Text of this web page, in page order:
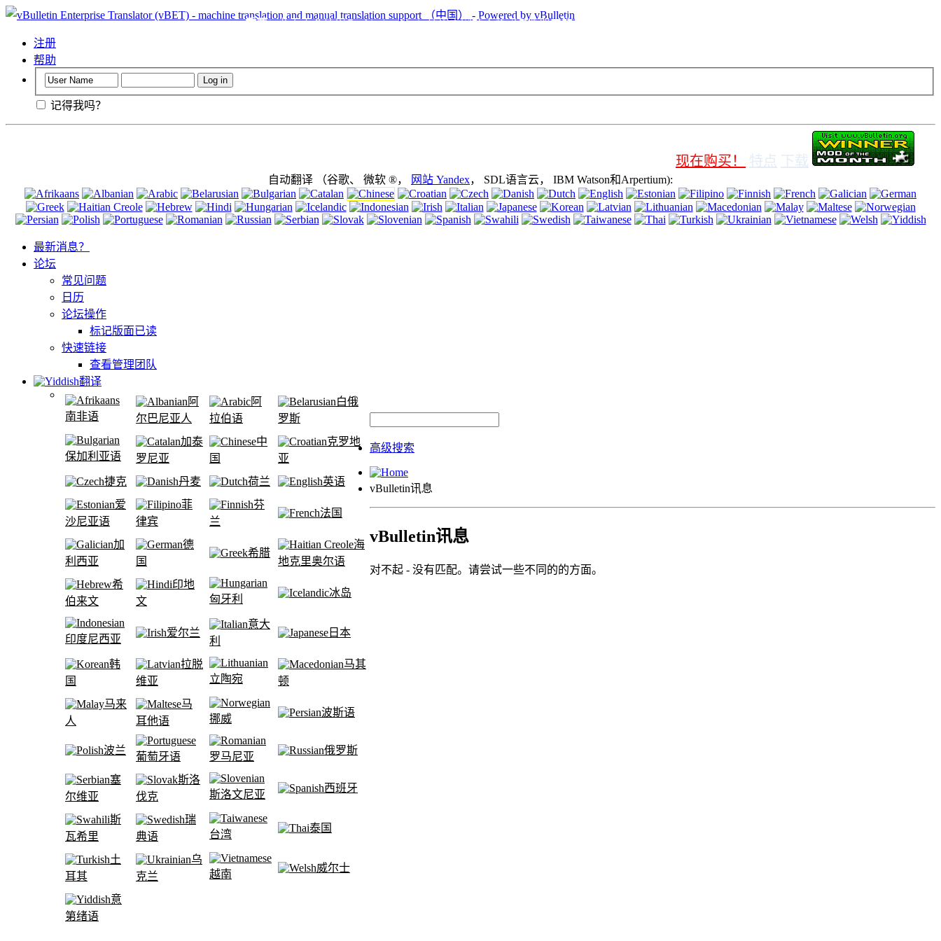
重要：此页面会使用Cookie (cookies). 使用本网站不关闭浏览器中的cookie，即表示您同意使用它。
注册
帮助
记得我吗？
现在购买！ 特点 下载
自动翻译 （谷歌、 微软 ®， 网站 Yandex， SDL语言云， IBM Watson和Arpertium):
最新消息？
论坛
常见问题
日历
论坛操作
标记版面已读
快速链接
查看管理团队
翻译
南非语
阿
尔巴尼亚人
阿
拉伯语
白俄
罗斯
保加利亚语
加泰
罗尼亚
中
国
克罗地
亚
捷克
丹麦 荷兰
英语
爱
沙尼亚语
菲
律宾
芬
兰
法国
加
利西亚
德
国
希腊
海
地克里奥尔语
希
伯来文
印地
文
匈牙利
冰岛
印度尼西亚
爱尔兰
意大
利
日本
韩
国
拉脱
维亚
立陶宛
马其
顿
马来
人
马
耳他语
挪威
波斯语
波兰
葡萄牙语 罗马尼亚
俄罗斯
塞
尔维亚
斯洛
伐克
斯洛文尼亚
西班牙
斯
瓦希里
瑞
典语
台湾
泰国
土
耳其
乌
克兰
越南
威尔士
意
第绪语
高级搜索
vBulletin讯息
vBulletin讯息
对不起 - 没有匹配。请尝试一些不同的的方面。